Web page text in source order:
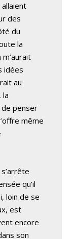
allaient
des
du
la
idées
au
la
de penser
même
qu’il
loin de se
est
encore
son